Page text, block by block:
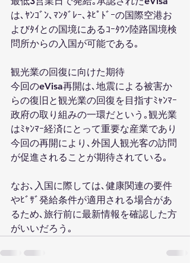
は､ﾔﾝｺﾞﾝ､ﾏﾝﾀﾞﾚｰ､ﾈﾋﾟﾄﾞｰの国際空港お
よびﾀｲとの国境にあるｺｰﾀｳﾝ陸路国境検
問所からの入国が可能である｡
観光業の回復に向けた期待
今回のeVisa再開は､地震による被害か
らの復旧と観光業の回復を目指すﾐｬﾝﾏｰ
政府の取り組みの一環だという｡観光業
はﾐｬﾝﾏｰ経済にとって重要な産業であり
今回の再開により､外国人観光客の訪問
が促進されることが期待されている｡
なお､入国に際しては､健康関連の要件
やﾋﾞｻﾞ発給条件が適用される場合があ
るため､旅行前に最新情報を確認した方
がいいだろう｡